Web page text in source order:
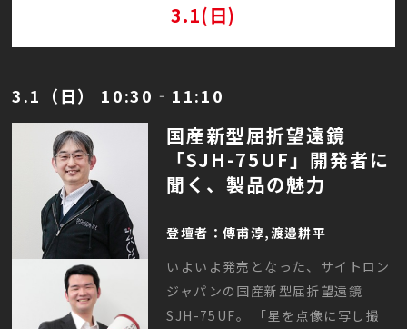
3.1(日)
3.1（日） 10:30‐11:10
国産新型屈折望遠鏡
「SJH-75UF」開発者に
聞く、製品の魅力
登壇者：傳甫淳,渡邉耕平
いよいよ発売となった、サイトロン
ジャパンの国産新型屈折望遠鏡
SJH-75UF。 「星を点像に写し撮